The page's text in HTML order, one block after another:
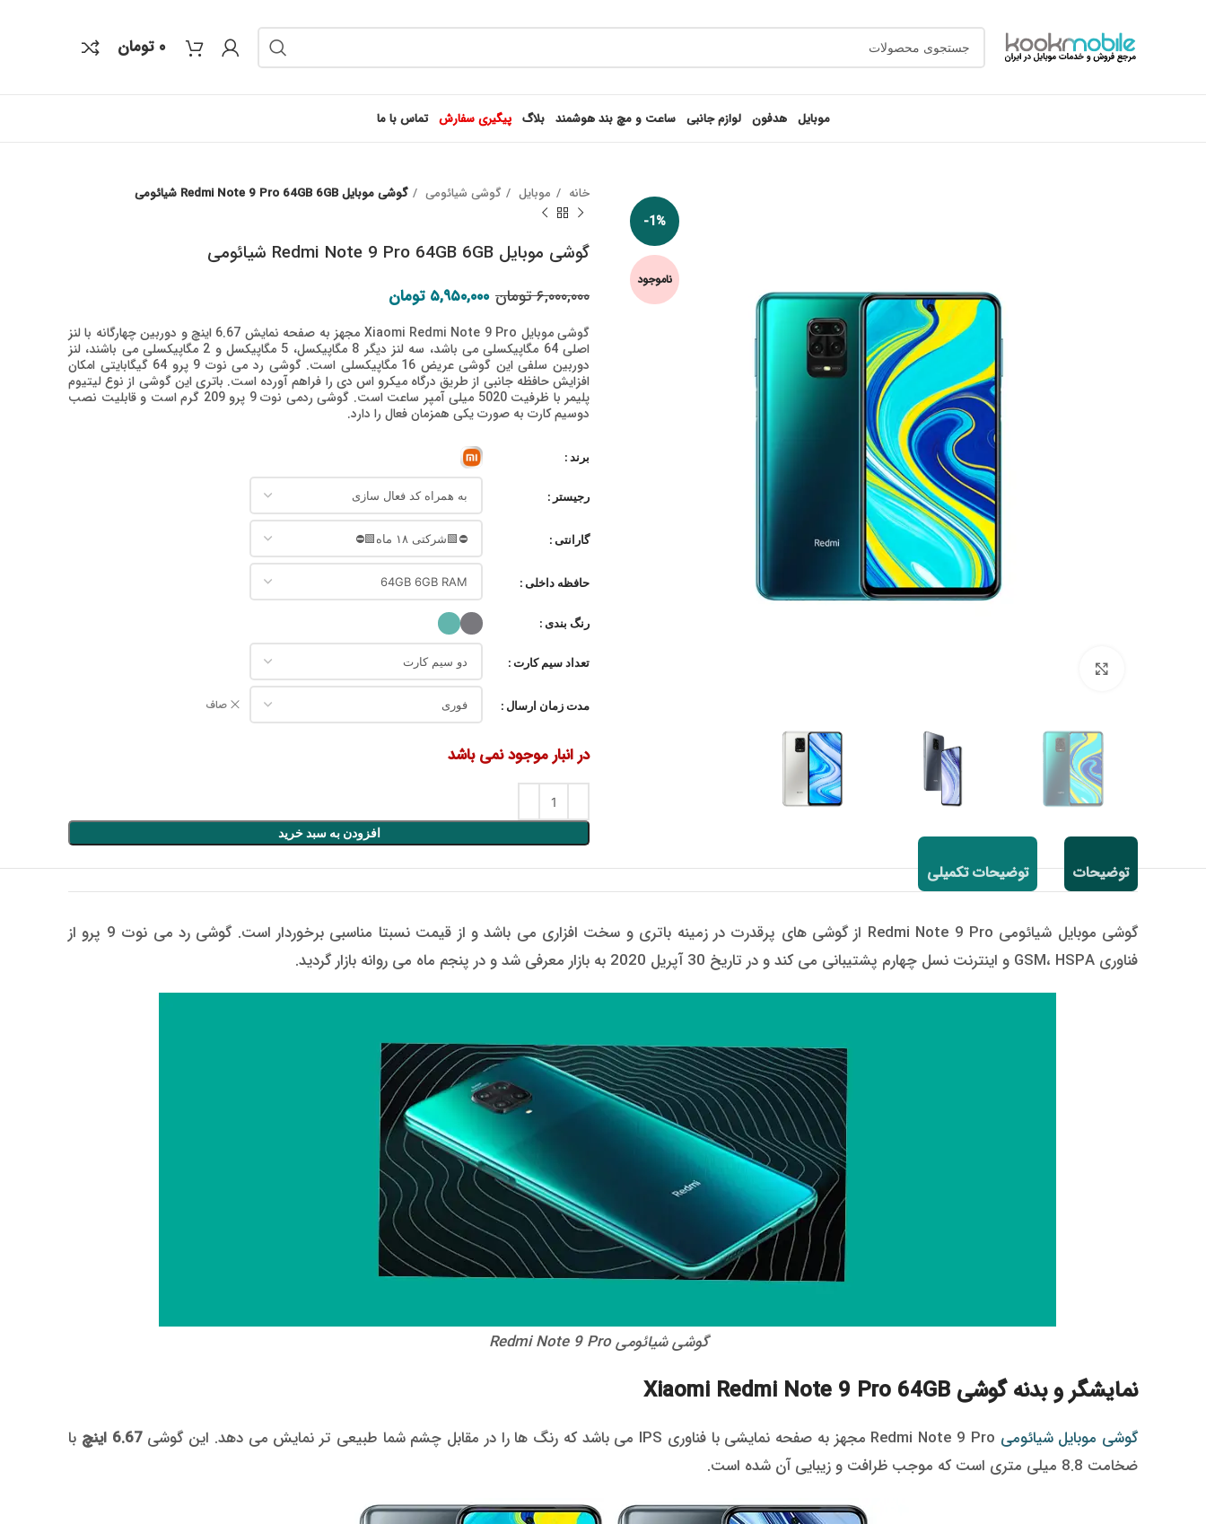
۰ تومان
موبایل هدفون لوازم جانبی ساعت و مچ بند هوشمند بلاگ پیگیری سفارش تماس با ما
-1%
ناموجود
خانه موبایل گوشی شیائومی گوشی موبایل Redmi Note 9 Pro 64GB 6GB شیائومی
گوشی موبایل Redmi Note 9 Pro 64GB 6GB شیائومی
۶,۰۰۰,۰۰۰تومان قیمت اصلی: ۶,۰۰۰,۰۰۰ تومان بود.
۵,۹۵۰,۰۰۰ تومان
گوشی موبایل Xiaomi Redmi Note 9 Pro مجهز به صفحه نمایش 6.67 اینچ و دوربین چهارگانه با لنز
اصلی 64 مگاپیکسلی می باشد، سه لنز دیگر 8 مگاپیکسل، 5 مگاپیکسل و 2 مگاپیکسلی می باشند، لنز
دوربین سلفی این گوشی عریض 16 مگاپیکسلی است. گوشی رد می نوت 9 پرو 64 گیگابایتی امکان
افزایش حافظه جانبی از طریق درگاه میکرو اس دی را فراهم آورده است. باتری این گوشی از نوع لیتیوم
پلیمر با ظرفیت 5020 میلی آمپر ساعت است. گوشی ردمی نوت 9 پرو 209 گرم است و قابلیت نصب
دوسیم کارت به صورت یکی همزمان فعال را دارد.
برند
رجیستر
گارانتی
حافظه داخلی
رنگ بندی
تعداد سیم کارت
مدت زمان ارسال صاف
در انبار موجود نمی باشد
افزودن به سبد خرید
توضیحات توضیحات تکمیلی
گوشی موبایل شیائومی Redmi Note 9 Pro از گوشی های پرقدرت در زمینه باتری و سخت افزاری می باشد و از قیمت نسبتا مناسبی برخوردار است. گوشی رد می نوت 9 پرو از
فناوری GSM، HSPA و اینترنت نسل چهارم پشتیبانی می کند و در تاریخ 30 آپریل 2020 به بازار معرفی شد و در پنجم ماه می روانه بازار گردید.
گوشی شیائومی Redmi Note 9 Pro
نمایشگر و بدنه گوشی Xiaomi Redmi Note 9 Pro 64GB
گوشی موبایل شیائومی 6.67 اینچ
با
ضخامت 8.8 میلی متری است که موجب ظرافت و زیبایی آن شده است.